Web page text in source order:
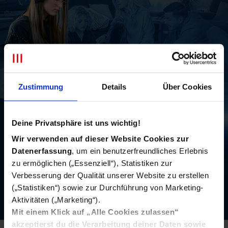
Zustimmung Details Über Cookies
Deine Privatsphäre ist uns wichtig!
Wir verwenden auf dieser Website Cookies zur
Datenerfassung, um ein benutzerfreundliches Erlebnis
zu ermöglichen („Essenziell“), Statistiken zur
Verbesserung der Qualität unserer Website zu erstellen
(„Statistiken“) sowie zur Durchführung von Marketing-
Aktivitäten („Marketing“).
Mit einem Klick auf „Alle Cookies zulassen“
akzeptierst du die Verarbeitung deiner Daten sowie
MEIN MTEL
App
Alles in einer App!
Mehr Überblick, mehr Spaß, mehr Service! Gratis downloaden!